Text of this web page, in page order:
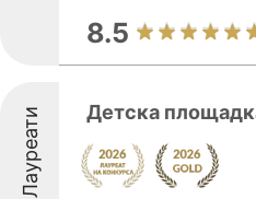
8.5
Лауреати Детска